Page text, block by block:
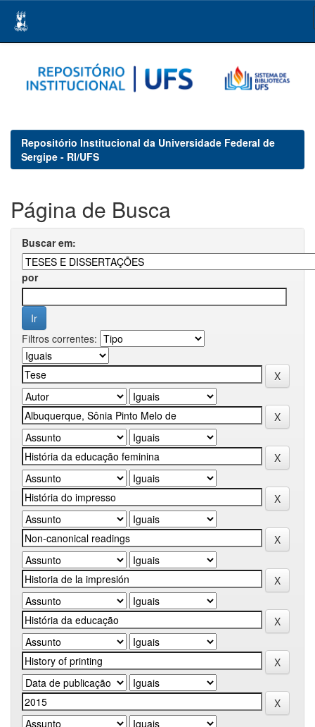
navigation
Repositório Institucional da Universidade Federal de
Sergipe - RI/UFS
Página de Busca
Buscar em:
por
Filtros correntes: